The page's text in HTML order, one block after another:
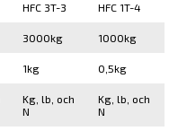
HFC 3T-3 HFC 1T-4
3000kg 1000kg
1kg 0,5kg
Kg, lb, och
N
Kg, lb, och
N